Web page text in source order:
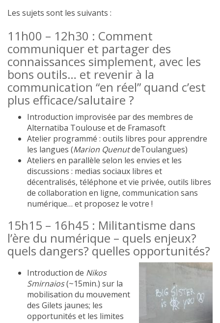
Les sujets sont les suivants :
11h00 – 12h30 : Comment
communiquer et partager des
connaissances simplement, avec les
bons outils… et revenir à la
communication “en réel” quand c’est
plus efficace/salutaire ?
Introduction improvisée par des membres de
Alternatiba Toulouse et de Framasoft
Atelier programmé : outils libres pour apprendre
les langues (Marion QuenutdeToulangues)
Ateliers en parallèle selon les envies et les
discussions : medias sociaux libres et
décentralisés, téléphone et vie privée, outils libres
de collaboration en ligne, communication sans
numérique… et proposez le votre !
15h15 – 16h45 : Militantisme dans
l’ère du numérique – quels enjeux?
quels dangers? quelles opportunités?
Introduction de Nikos
Smirnaios(~15min.) sur la
mobilisation du mouvement
des Gilets jaunes; les
opportunités et les limites